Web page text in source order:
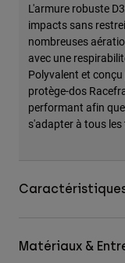
L'armure robuste
impacts sans
nombreuses
avec une
Polyvalent et
protège-dos
performant afin
s'adapter à tous
Matériaux &